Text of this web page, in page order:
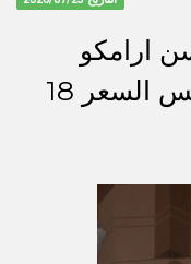
ارامكو
الدور الاول غرفتين + مجلس السعر 18